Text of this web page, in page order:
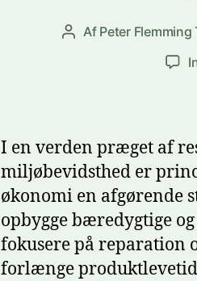
Indlægsforfatter
Af Peter Flemming
I en verden præget af
miljøbevidsthed er
økonomi en afgørende
opbygge bæredygtige
fokusere på reparation
forlænge